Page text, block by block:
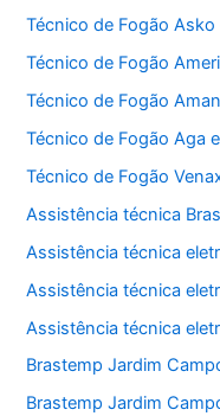
Técnico de Fogão
Técnico de Fogão
Técnico de Fogão
Técnico de Fogão Aga
Técnico de Fogão
Assistência técnica
Assistência técnica
Assistência técnica
Assistência técnica
Brastemp Jardim
Brastemp Jardim